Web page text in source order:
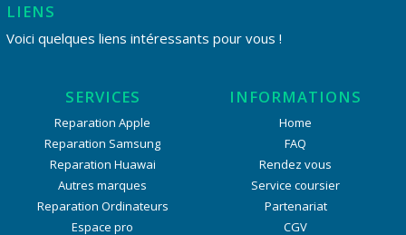
LIENS
Voici quelques liens intéressants pour vous !
SERVICES
Reparation Apple
Reparation Samsung
Reparation Huawai
Autres marques
Reparation Ordinateurs
Espace pro
INFORMATIONS
Home
FAQ
Rendez vous
Service coursier
Partenariat
CGV